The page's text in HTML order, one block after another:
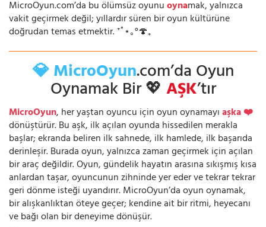
MicroOyun.com’da bu ölümsüz oyunuoynamak, yalnızca
vakit geçirmek değil; yıllardır süren bir oyun kültürüne
doğrudan temas etmektir. ⁺˚⋆｡°🍄₊
💎 MicroOyun.com’da Oyun
Oynamak Bir 💖AŞK’tır
MicroOyun, her yaştan oyuncu için oyun oynamayıaşka ❤️
dönüştürür. Bu aşk, ilk açılan oyunda hissedilen merakla
başlar; ekranda beliren ilk sahnede, ilk hamlede, ilk başarıda
derinleşir. Burada oyun, yalnızca zaman geçirmek için açılan
bir araç değildir. Oyun, gündelik hayatın arasına sıkışmış kısa
anlardan taşar, oyuncunun zihninde yer eder ve tekrar tekrar
geri dönme isteği uyandırır. MicroOyun’da oyun oynamak,
bir alışkanlıktan öteye geçer; kendine ait bir ritmi, heyecanı
ve bağı olan bir deneyime dönüşür.